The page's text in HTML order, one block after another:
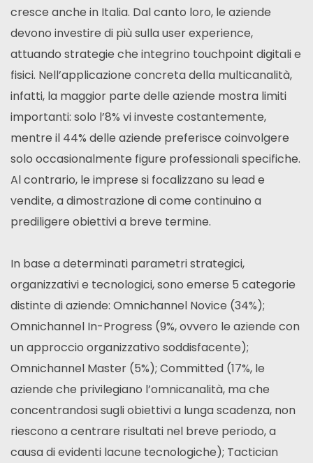
cresce anche in Italia. Dal canto loro, le aziende
devono investire di più sulla user experience,
attuando strategie che integrino touchpoint digitali e
fisici. Nell’applicazione concreta della multicanalità,
infatti, la maggior parte delle aziende mostra limiti
importanti: solo l’8% vi investe costantemente,
mentre il 44% delle aziende preferisce coinvolgere
solo occasionalmente figure professionali specifiche.
Al contrario, le imprese si focalizzano su lead e
vendite, a dimostrazione di come continuino a
prediligere obiettivi a breve termine.
In base a determinati parametri strategici,
organizzativi e tecnologici, sono emerse 5 categorie
distinte di aziende: Omnichannel Novice (34%);
Omnichannel In-Progress (9%, ovvero le aziende con
un approccio organizzativo soddisfacente);
Omnichannel Master (5%); Committed (17%, le
aziende che privilegiano l’omnicanalità, ma che
concentrandosi sugli obiettivi a lunga scadenza, non
riescono a centrare risultati nel breve periodo, a
causa di evidenti lacune tecnologiche); Tactician